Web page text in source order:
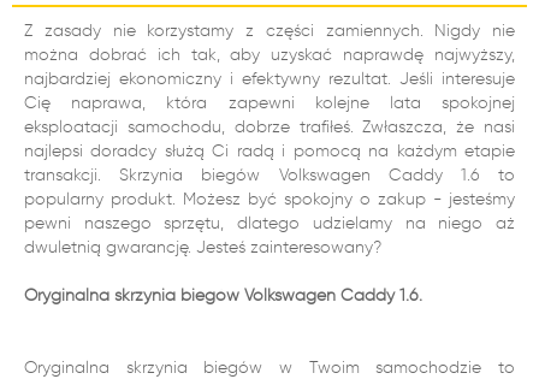
Z zasady nie korzystamy z części zamiennych. Nigdy nie
można dobrać ich tak, aby uzyskać naprawdę najwyższy,
najbardziej ekonomiczny i efektywny rezultat. Jeśli interesuje
Cię naprawa, która zapewni kolejne lata spokojnej
eksploatacji samochodu, dobrze trafiłeś. Zwłaszcza, że nasi
najlepsi doradcy służą Ci radą i pomocą na każdym etapie
transakcji. Skrzynia biegów Volkswagen Caddy 1.6 to
popularny produkt. Możesz być spokojny o zakup - jesteśmy
pewni naszego sprzętu, dlatego udzielamy na niego aż
dwuletnią gwarancję. Jesteś zainteresowany?
Oryginalna skrzynia biegów Volkswagen Caddy 1.6.
Oryginalna skrzynia biegów w Twoim samochodzie to